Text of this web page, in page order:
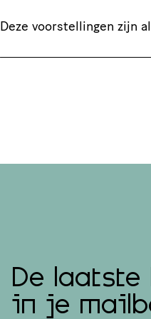
Deze voorstellingen zijn
De
in je